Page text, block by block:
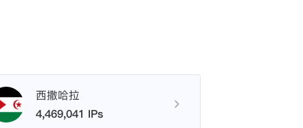
西撒哈拉
4,469,041 IPs